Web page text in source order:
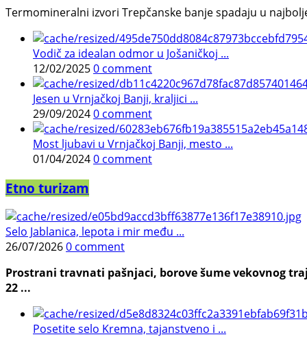
Termomineralni izvori Trepčanske banje spadaju u
Vodič za idealan odmor u Jošaničkoj ...
12/02/20250 comment
Jesen u Vrnjačkoj Banji, kraljici ...
29/09/20240 comment
Most ljubavi u Vrnjačkoj Banji, mesto ...
01/04/20240 comment
Etno turizam
Selo Jablanica, lepota i mir među ...
26/07/20260 comment
Prostrani travnati pašnjaci, borove šume vekovnog
22 ...
Posetite selo Kremna, tajanstveno i ...